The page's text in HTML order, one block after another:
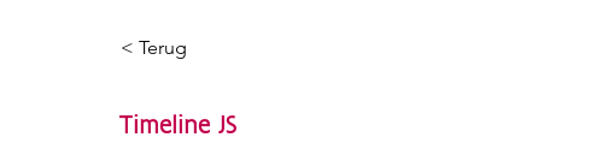
< Terug
Timeline JS